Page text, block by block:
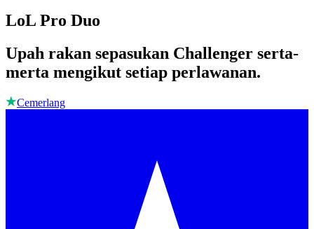
LoL Pro Duo
Upah rakan sepasukan Challenger serta-
merta mengikut setiap perlawanan.
Cemerlang